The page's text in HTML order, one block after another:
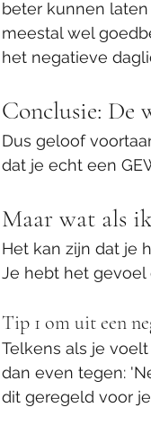
beter kunnen
meestal wel
het negatieve
Conclusie: De
Dus geloof
dat je echt een
Maar wat als
Het kan zijn dat je
Je hebt het gevoel
Tip 1 om uit een
Telkens als je
dan even tegen:
dit geregeld voor